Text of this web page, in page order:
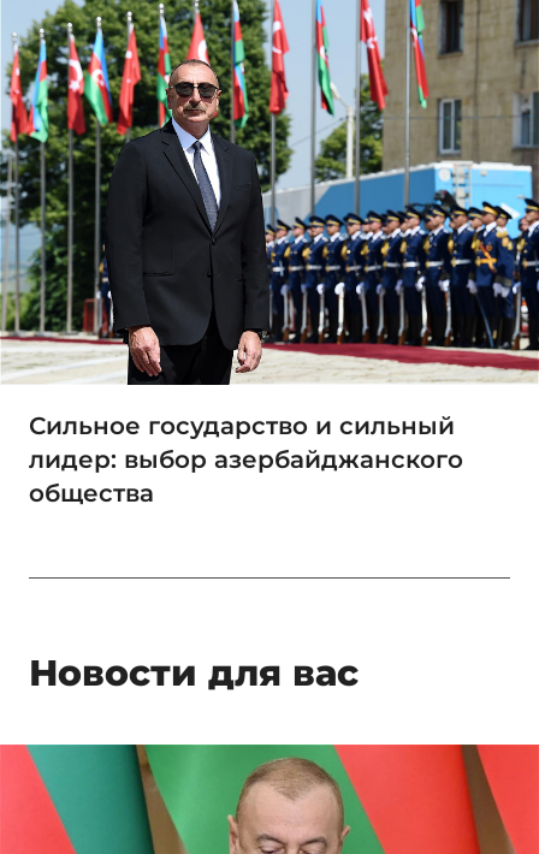
Сильное государство и сильный
лидер: выбор азербайджанского
общества
Новости для вас